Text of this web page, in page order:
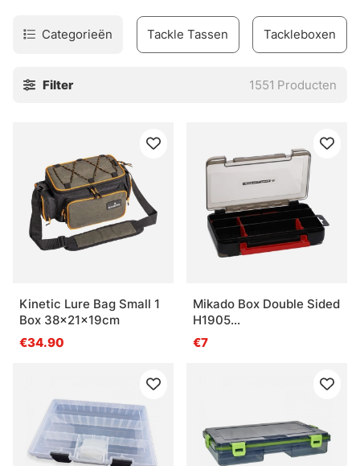
Categorieën Tackle Tassen Tackleboxen
Filter 1551 Producten
Kinetic Lure Bag Small 1
Box 38x21x19cm
€34.90
Mikado Box Double Sided
H1905
(17,5x10,5x3,8cm)
€7